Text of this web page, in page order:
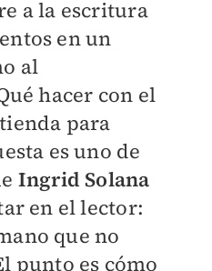
a la escritura
en un
al
hacer con el
para
es uno de
Ingrid Solana
en el lector:
que no
punto es cómo